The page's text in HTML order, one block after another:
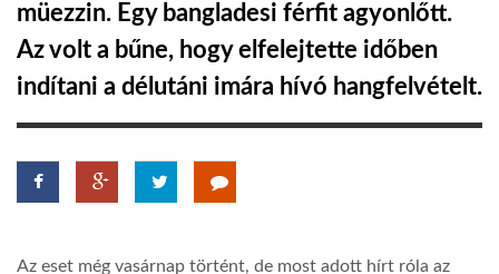
A VILÁG ITTHON
MÉDIA
müezzin. Egy bangladesi férfit agyonlőtt.
Az volt a bűne, hogy elfelejtette időben
indítani a délutáni imára hívó hangfelvételt.
Az eset még vasárnap történt, de most adott hírt róla az